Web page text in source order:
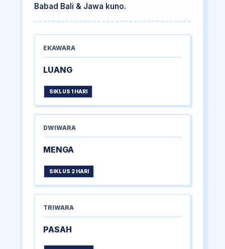
Babad Bali & Jawa kuno.
EKAWARA
LUANG
SIKLUS 1 HARI
DWIWARA
MENGA
SIKLUS 2 HARI
TRIWARA
PASAH